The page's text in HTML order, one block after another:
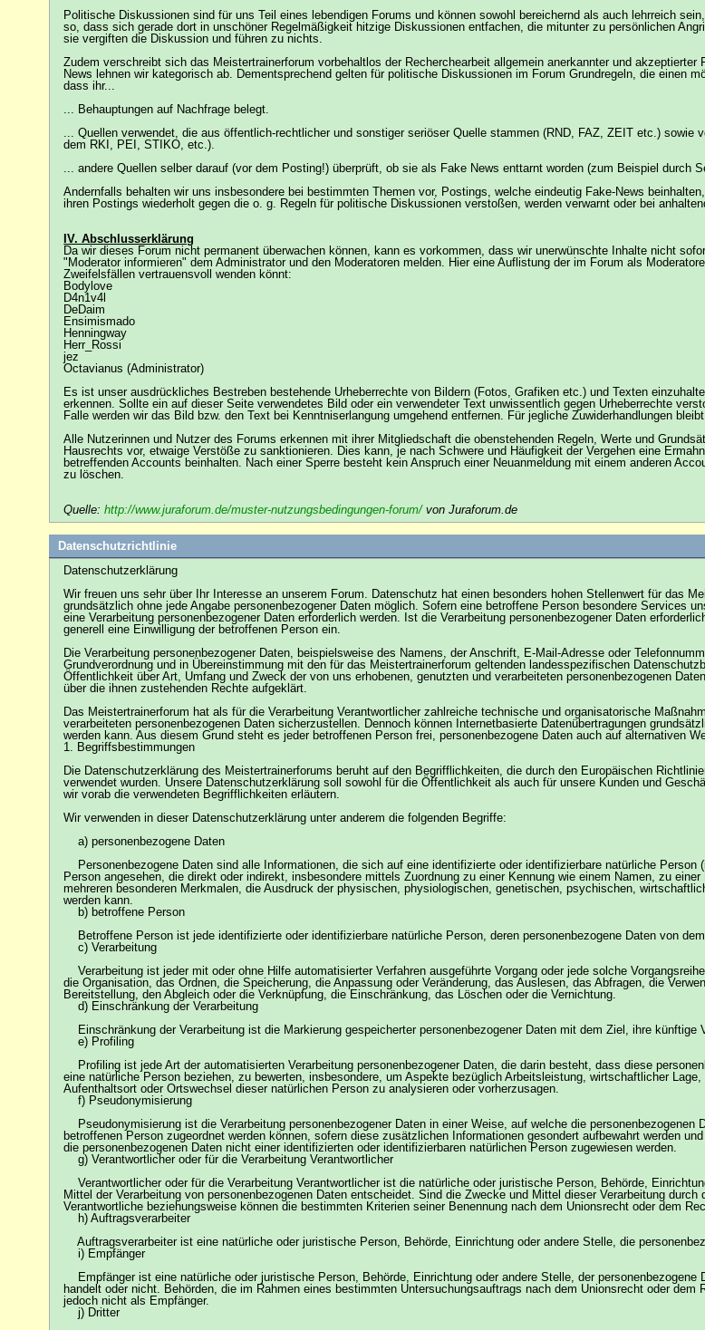
Politische Diskussionen sind für uns Teil eines lebendigen Forums und können sowohl bereichernd als auch lehrreich
so, dass sich gerade dort in unschöner Regelmäßigkeit hitzige Diskussionen entfachen, die mitunter zu persönlichen
sie vergiften die Diskussion und führen zu nichts.
Zudem verschreibt sich das Meistertrainerforum vorbehaltlos der Recherchearbeit allgemein anerkannter und
News lehnen wir kategorisch ab. Dementsprechend gelten für politische Diskussionen im Forum Grundregeln, die einen
dass ihr...
... Behauptungen auf Nachfrage belegt.
... Quellen verwendet, die aus öffentlich-rechtlicher und sonstiger seriöser Quelle stammen (RND, FAZ, ZEIT etc.)
dem RKI, PEI, STIKO, etc.).
... andere Quellen selber darauf (vor dem Posting!) überprüft, ob sie als Fake News enttarnt worden (zum Beispiel durch
Andernfalls behalten wir uns insbesondere bei bestimmten Themen vor, Postings, welche eindeutig Fake-News
ihren Postings wiederholt gegen die o. g. Regeln für politische Diskussionen verstoßen, werden verwarnt oder bei
IV. Abschlusserklärung
Da wir dieses Forum nicht permanent überwachen können, kann es vorkommen, dass wir unerwünschte Inhalte nicht
"Moderator informieren" dem Administrator und den Moderatoren melden. Hier eine Auflistung der im Forum als
Zweifelsfällen vertrauensvoll wenden könnt:
Bodylove
D4n1v4l
DeDaim
Ensimismado
Henningway
Herr_Rossi
jez
Octavianus (Administrator)
Es ist unser ausdrückliches Bestreben bestehende Urheberrechte von Bildern (Fotos, Grafiken etc.) und Texten
erkennen. Sollte ein auf dieser Seite verwendetes Bild oder ein verwendeter Text unwissentlich gegen Urheberrechte
Falle werden wir das Bild bzw. den Text bei Kenntniserlangung umgehend entfernen. Für jegliche Zuwiderhandlungen
Alle Nutzerinnen und Nutzer des Forums erkennen mit ihrer Mitgliedschaft die obenstehenden Regeln, Werte und
Hausrechts vor, etwaige Verstöße zu sanktionieren. Dies kann, je nach Schwere und Häufigkeit der Vergehen eine
betreffenden Accounts beinhalten. Nach einer Sperre besteht kein Anspruch einer Neuanmeldung mit einem anderen
zu löschen.
Quelle:http://www.juraforum.de/muster-nutzungsbedingungen-forum/von Juraforum.de
Datenschutzrichtlinie
Datenschutzerklärung
Wir freuen uns sehr über Ihr Interesse an unserem Forum. Datenschutz hat einen besonders hohen Stellenwert für das
grundsätzlich ohne jede Angabe personenbezogener Daten möglich. Sofern eine betroffene Person besondere Services
eine Verarbeitung personenbezogener Daten erforderlich werden. Ist die Verarbeitung personenbezogener Daten
generell eine Einwilligung der betroffenen Person ein.
Die Verarbeitung personenbezogener Daten, beispielsweise des Namens, der Anschrift, E-Mail-Adresse oder
Grundverordnung und in Übereinstimmung mit den für das Meistertrainerforum geltenden landesspezifischen
Öffentlichkeit über Art, Umfang und Zweck der von uns erhobenen, genutzten und verarbeiteten personenbezogenen
über die ihnen zustehenden Rechte aufgeklärt.
Das Meistertrainerforum hat als für die Verarbeitung Verantwortlicher zahlreiche technische und organisatorische
verarbeiteten personenbezogenen Daten sicherzustellen. Dennoch können Internetbasierte Datenübertragungen
werden kann. Aus diesem Grund steht es jeder betroffenen Person frei, personenbezogene Daten auch auf alternativen
1. Begriffsbestimmungen
Die Datenschutzerklärung des Meistertrainerforums beruht auf den Begrifflichkeiten, die durch den Europäischen
verwendet wurden. Unsere Datenschutzerklärung soll sowohl für die Öffentlichkeit als auch für unsere Kunden und
wir vorab die verwendeten Begrifflichkeiten erläutern.
Wir verwenden in dieser Datenschutzerklärung unter anderem die folgenden Begriffe:
a) personenbezogene Daten
Personenbezogene Daten sind alle Informationen, die sich auf eine identifizierte oder identifizierbare natürliche Person
Person angesehen, die direkt oder indirekt, insbesondere mittels Zuordnung zu einer Kennung wie einem Namen, zu
mehreren besonderen Merkmalen, die Ausdruck der physischen, physiologischen, genetischen, psychischen,
werden kann.
b) betroffene Person
Betroffene Person ist jede identifizierte oder identifizierbare natürliche Person, deren personenbezogene Daten von
c) Verarbeitung
Verarbeitung ist jeder mit oder ohne Hilfe automatisierter Verfahren ausgeführte Vorgang oder jede solche
die Organisation, das Ordnen, die Speicherung, die Anpassung oder Veränderung, das Auslesen, das Abfragen, die
Bereitstellung, den Abgleich oder die Verknüpfung, die Einschränkung, das Löschen oder die Vernichtung.
d) Einschränkung der Verarbeitung
Einschränkung der Verarbeitung ist die Markierung gespeicherter personenbezogener Daten mit dem Ziel, ihre künftige
e) Profiling
Profiling ist jede Art der automatisierten Verarbeitung personenbezogener Daten, die darin besteht, dass diese
eine natürliche Person beziehen, zu bewerten, insbesondere, um Aspekte bezüglich Arbeitsleistung, wirtschaftlicher
Aufenthaltsort oder Ortswechsel dieser natürlichen Person zu analysieren oder vorherzusagen.
f) Pseudonymisierung
Pseudonymisierung ist die Verarbeitung personenbezogener Daten in einer Weise, auf welche die
betroffenen Person zugeordnet werden können, sofern diese zusätzlichen Informationen gesondert aufbewahrt werden
die personenbezogenen Daten nicht einer identifizierten oder identifizierbaren natürlichen Person zugewiesen werden.
g) Verantwortlicher oder für die Verarbeitung Verantwortlicher
Verantwortlicher oder für die Verarbeitung Verantwortlicher ist die natürliche oder juristische Person, Behörde,
Mittel der Verarbeitung von personenbezogenen Daten entscheidet. Sind die Zwecke und Mittel dieser Verarbeitung
Verantwortliche beziehungsweise können die bestimmten Kriterien seiner Benennung nach dem Unionsrecht oder dem
h) Auftragsverarbeiter
Auftragsverarbeiter ist eine natürliche oder juristische Person, Behörde, Einrichtung oder andere Stelle, die
i) Empfänger
Empfänger ist eine natürliche oder juristische Person, Behörde, Einrichtung oder andere Stelle, der
handelt oder nicht. Behörden, die im Rahmen eines bestimmten Untersuchungsauftrags nach dem Unionsrecht oder
jedoch nicht als Empfänger.
j) Dritter